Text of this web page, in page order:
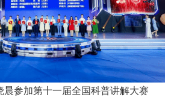
晨参加第十一届全国科普讲解大赛